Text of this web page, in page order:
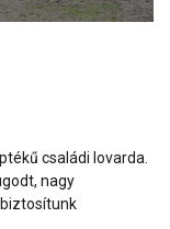
családi lovarda.
nagy